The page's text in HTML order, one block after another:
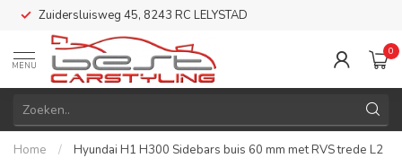
Zuidersluisweg 45, 8243 RC LELYSTAD
MENU
0
Home / Hyundai H1 H300 Sidebars buis 60 mm met RVS trede L2